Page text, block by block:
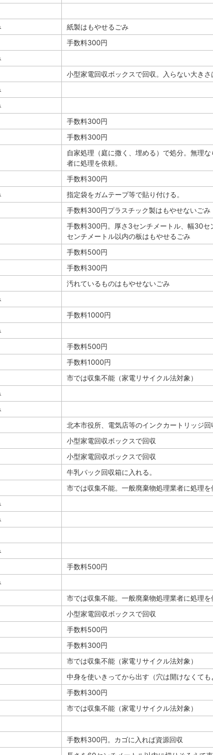
紙製はもやせるごみ
手数料300円
小型家電回収ボックスで回収。入らない大きさ
手数料300円
手数料300円
自家処理（庭に撒く、埋める）で処分。無理
者に処理を依頼。
手数料300円
指定袋をガムテープ等で貼り付ける。
手数料300円プラスチック製はもやせないごみ
手数料300円。厚さ3センチメートル、幅30セ
センチメートル以内の板はもやせるごみ
手数料500円
手数料300円
汚れているものはもやせないごみ
手数料1000円
手数料500円
手数料1000円
市では収集不能（家電リサイクル法対象）
北本市役所、電気店等のインクカートリッジ回
小型家電回収ボックスで回収
小型家電回収ボックスで回収
牛乳パック回収箱に入れる。
市では収集不能。一般廃棄物処理業者に処理を
手数料500円
市では収集不能。一般廃棄物処理業者に処理を
小型家電回収ボックスで回収
手数料500円
手数料300円
市では収集不能（家電リサイクル法対象）
中身を使いきってから出す（穴は開けなくても
手数料300円
市では収集不能（家電リサイクル法対象）
手数料300円。カゴに入れば資源回収